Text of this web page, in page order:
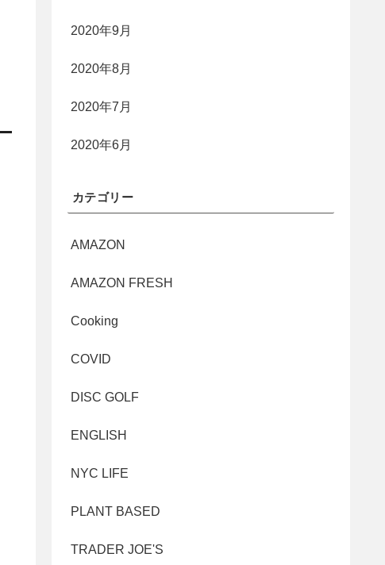
2020年9月
2020年8月
2020年7月
2020年6月
カテゴリー
AMAZON
AMAZON FRESH
Cooking
COVID
DISC GOLF
ENGLISH
NYC LIFE
PLANT BASED
TRADER JOE'S